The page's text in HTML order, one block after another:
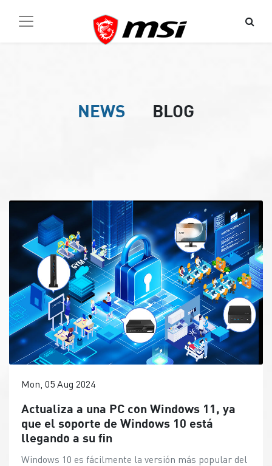
NEWS BLOG
Mon, 05 Aug 2024
Actualiza a una PC con Windows 11, ya
que el soporte de Windows 10 está
llegando a su fin
Windows 10 es fácilmente la versión más popular del omnipresente sistema operativo de Microsoft en la actualidad. Sin embargo, lo que muchos usuarios del software — e incluso muchos equipos de TI corporativos — no saben es que Windows 10 dejará de recibir actualizaciones a partir de octubre de 2025. Esto se aplica a la última versión actualizada del sistema operativo — 22H2 lanzada en 2022 — lo que significa que las versiones anteriores dejarán de recibir soporte aún antes. Potencialmente, un gran número de PCs con Windows 10 de los que dependen las empresas para su trabajo diario podrían quedarse sin actualizaciones críticas de seguridad y no seguridad. A su vez, esto podría exponer estos PCs a nuevas amenazas de seguridad y pérdida de funcionalidad con el tiempo. Por ejemplo, las vulnerabilidades de conocimiento público, incluidas aquellas que son reveladas regularmente por investigadores de seguridad, no serían corregidas en PCs con Windows 10 desactualizados. Para tener una idea del tamaño de la amenaza, el Instituto Nacional de Estándares y Tecnología de los Estados Unidos analizó más de 4,000 nuevas vulnerabilidades y exposiciones comunes (CVEs) en su base de datos en los primeros cuatro meses de 2024. Para las empresas que continúan utilizando PCs desactualizados, estas nuevas amenazas a la ciberseguridad serán difíciles de defender. Esto se debe a que la base fundamental de sus PCs no ha sido actualizada a la versión más reciente y segura para mantener fuera los ataques maliciosos. Notablemente, los investigadores de seguridad de Microsoft también han descubierto una tendencia creciente en la explotación de vulnerabilidades de hardware y firmware en la CPU, la memoria y el disco duro, por ejemplo, para atacar los sistemas. Este comportamiento malicioso se está volviendo cada vez más prevalente, y dicho malware es difícil de detectar o eliminar. Una vez infectados, los usuarios no tienen más opción que reinstalar el sistema o reemplazar el disco duro. Más importante aún, estas vulnerabilidades no solo amenazan la seguridad de la información de los usuarios, sino que también tienen serios impactos indirectos en el mundo real. Por ejemplo, en los últimos años, el ransomware ha paralizado computadoras en instituciones críticas como hospitales y estaciones de servicio, resultando en pérdidas irreparables. Acción necesaria antes que tarde Para la mayoría de las empresas, ahora es un buen momento para actualizar sus flotas de PCs con Windows 10 para disfrutar de nuevas funciones junto con actualizaciones de seguridad continuas que les permitan funcionar sin preocupaciones. Aunque algunas PCs pueden recibir actualizaciones de software de Windows 11, esto depende del hardware y también requiere un esfuerzo significativo por parte de los equipos de TI para gestionar y proporcionar una migración sin problemas. Por ejemplo, las últimas PCs de MSI listas para Windows 11 están diseñadas pensando en los usuarios empresariales. Con Intel vPro integrado, no solo mejoran la seguridad sino también la manejabilidad, productividad y estabilidad. Como parte de la plataforma Intel vPro, estas PCs de MSI con los últimos procesadores tendrán detección de amenazas asistida por silicio incorporada, lo que permite mejorar las defensas para las empresas y dificulta que los actores maliciosos exploten vulnerabilidades. Al mismo tiempo, las herramientas de gestión potentes y fáciles de usar con Intel vPro permiten a los equipos de TI obtener mayor visibilidad en los puntos finales para reducir configuraciones incorrectas y parches omitidos. Esto cierra las lagunas comunes explotadas por los actores maliciosos. Desde una mini PC compacta hasta máquinas todo-en-uno que brindan conveniencia, rendimiento y factores de forma elegantes, especialmente para escenarios de atención al cliente, estas nuevas PCs de MSI con Windows 11 brindarán una ventaja comercial crítica a las organizaciones. Es importante notar que Windows 11 tiene requisitos más estrictos para el Módulo de Plataforma Segura (TPM), lo que significa que el hardware en estas PCs es moderno y “endurecido” para soportar funciones de seguridad que protegen contra las últimas amenazas. Una PC que ejecute Windows 11 debe tener un módulo TPM, que es un criptoprocesador seguro diseñado para llevar a cabo operaciones criptográficas. Esto ayuda a un dispositivo a realizar autenticación a través de una clave única grabada en el chip y asegura la integridad de la plataforma al tomar y almacenar medidas de seguridad del proceso de arranque. En el Modo Seguro de Windows 11, el sistema realiza una verificación durante el inicio para comprobar si el código del programa de arranque y las claves coinciden con la información almacenada en el chip TPM, asegurando que no se han realizado modificaciones. Esta es solo una de las formas importantes en que Windows 11, junto con hardware de PC más moderno construido con la seguridad en mente, está ayudando a mantener a los usuarios y a las empresas más seguros en línea. Como de costumbre, mantenerse vigilante es la medida de protección más importante que se puede tomar. Dicho esto, las funciones de seguridad en Windows 11 también ayudarán a proporcionar detección y protección en tiempo real. Encontrar la PC adecuada Con tantas opciones, ¿qué debería buscar una empresa en una PC con Windows 11? Debería buscar PCs de grado empresarial que vengan no solo con el sistema operativo más reciente, sino también con hardware más seguro que proteja contra amenazas cibernéticas desde el primer momento. Además de mejorar la postura defensiva, los últimos procesadores enfocados en IA de Intel también ayudan a aumentar la productividad del personal, al llevar herramientas de IA a cada persona que pueda beneficiarse de ellas. Las nuevas PCs con Windows 11 de MSI ayudan a las organizaciones a mantenerse actualizadas con el mejor rendimiento disponible para empoderar a sus usuarios a maximizar su potencial, mientras aseguran que sus defensas cibernéticas estén listas para nuevas amenazas. La serie MSI Cubi NUC, famosa como PC compacta, por ejemplo, cumple con los requisitos para una variedad de industrias, como clínicas o minoristas o cualquier negocio que busque reducir el desorden en sus espacios de trabajo limitados. Mientras tanto, la serie MSI PRO puede ser utilizada en una variedad de entornos de oficina, donde el rendimiento y la conectividad se entregan a través de una PC que ahorra espacio. Al mismo tiempo, la serie MSI Modern AIO atraerá a las áreas de recepción en establecimientos de hospitalidad, donde su diseño elegante y ordenado complementará el estilo del lugar mientras entrega el rendimiento requerido. También admite una serie de otros casos de uso. Considera los diversos escenarios que una organización podría enfrentar: Pequeñas y medianas empresas: Al igual que las grandes empresas, las PYME necesitan el rendimiento de las últimas PCs para operar de manera eficiente y para que el personal trabaje de manera productiva. La serie Mini PC de MSI, que incluye los modelos DP10 y DP21, ofrece un rendimiento potente en un tamaño sorprendentemente compacto, con volúmenes de 1.1 litros o 2.3 litros. Cada uno de estos mini PCs viene con opciones de procesadores robustos y una variedad de puertos IO útiles para diferentes escenarios. Por ejemplo, el PRO DP10 admite hasta cuatro pantallas, lo que permite ejecutar múltiples programas simultáneamente con facilidad. El PRO DP21, por su parte, cuenta con puertos COM y USB, que se pueden conectar a escáneres de códigos de barras, impresoras de recibos, así como controladores de motores o sistemas de visión en una fábrica inteligente. Salud/Cuidado médico: Los PCs más pequeños ocupan menos espacio, lo que permite colocar otro equipo en un entorno médico o de cuidado médico abarrotado. Aquí, la serie Cubi N, Cubi 5, Cubi NUC y Cubi de ultra mini PCs de MSI destacan como opciones obvias para la próxima actualización de PC. Con una huella pequeña de solo 0.66 litros, la serie Cubi ofrece un rendimiento increíble que rivaliza con muchos ordenadores de escritorio de tamaño completo. Por ejemplo, el Cubi 5, a pesar de su tamaño mini, ofrece conexiones Thunderbolt 4, USB-C, HDMI y DisplayPort. Los puertos Ethernet duales en ambas series Cubi pueden mejorar la seguridad de la red al mantener separadas las conexiones de internet e intranet, evitando accesos no autorizados. También sirve como respaldo confiable en caso de que un puerto falle, ya que el otro se activará de inmediato. Educación: La serie AIO de MSI está diseñada para la productividad, pero también será útil para los estudiantes que prefieren una interfaz elegante y fácil de usar presentada en formato AIO. Estos PCs también incluyen una cámara web integrada con Windows Hello y software Tobii Aware para seguridad biométrica, así como tecnologías Anti-Flicker y Less Blue Light de MSI para reducir la fatiga ocular durante el uso prolongado, lo que beneficiará enormemente a un entorno educativo. Además, la serie Modern AIO incluye múltiples puertos (como USB Type-A, Type-C y HDMI in/out), lo que la hace versátil para diferentes necesidades de conectividad. El sistema admite hasta 64 GB de RAM DDR4 y cuenta con opciones de almacenamiento actualizables con ranuras M.2 SSD y HDD/SSD de 2.5 pulgadas. Actualiza para la continuidad del negocio Con el final del soporte para Windows 10 acercándose, las empresas deben apresurarse a actualizar sus PCs a nuevos sistemas Windows 11 que ofrezcan actualizaciones de seguridad actualizadas, rendimiento robusto y capacidad de gestión. A través de esto, también aumentan la eficiencia mediante el soporte para las últimas aplicaciones como la IA. Un sistema operativo actualizado, Windows 11, ofrece seguridad mejorada, mejor gestión del equipo y aumento de la productividad. Esto se ve reforzado por el software exclusivo de